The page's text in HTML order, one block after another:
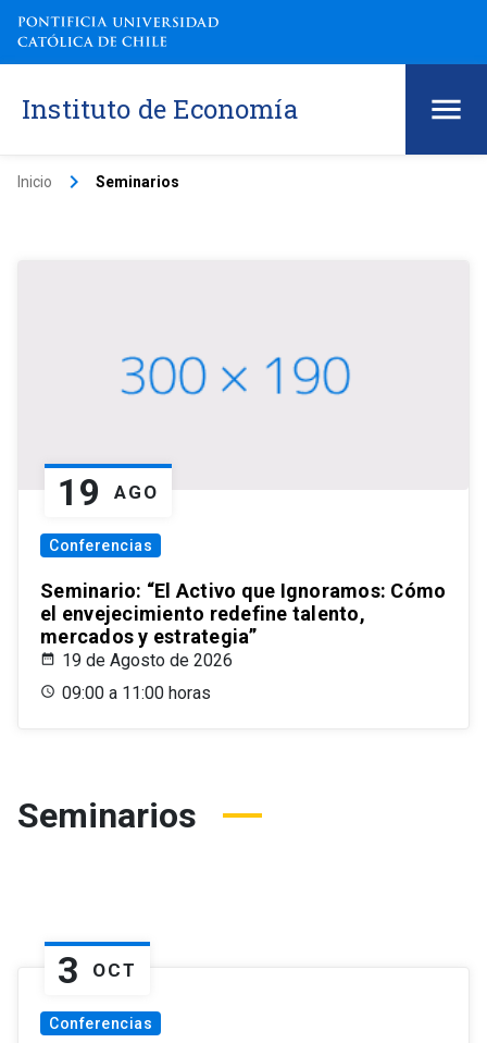
Instituto de Economía
Inicio keyboard_arrow_right Seminarios
19 AGO
Conferencias
Seminario: “El Activo que Ignoramos: Cómo
el envejecimiento redefine talento,
mercados y estrategia”
19 de Agosto de 2026
09:00 a 11:00 horas
Seminarios
3 OCT
Conferencias